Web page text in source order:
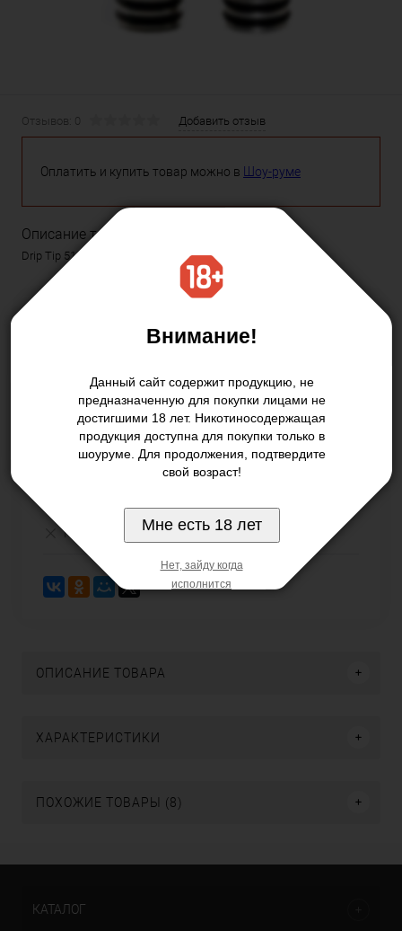
Отзывов: 0 Добавить отзыв
Оплатить и купить товар можно в Шоу-руме
Описание товара:
Drip Tip 510 с плоским загубником
/ шт
Подписаться
Купить в 1 клик
Недоступно
ОПИСАНИЕ ТОВАРА
ХАРАКТЕРИСТИКИ
ПОХОЖИЕ ТОВАРЫ (8)
КАТАЛОГ
Внимание!
Данный сайт содержит продукцию, не
предназначенную для покупки лицами не
достигшими 18 лет. Никотиносодержащая
продукция доступна для покупки только в
шоуруме. Для продолжения, подтвердите
свой возраст!
Мне есть 18 лет
Нет, зайду когда
исполнится